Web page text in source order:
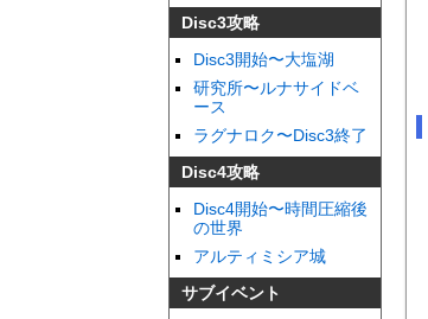
Disc3攻略
Disc3開始〜大塩湖
研究所〜ルナサイドベ
ース
ラグナロク〜Disc3終了
Disc4攻略
Disc4開始〜時間圧縮後
の世界
アルティミシア城
サブイベント